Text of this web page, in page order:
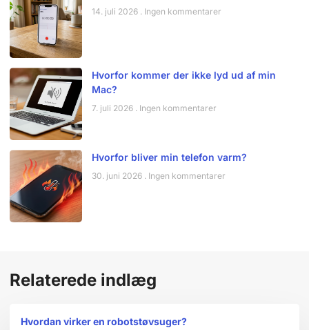
14. juli 2026 Ingen kommentarer
Hvorfor kommer der ikke lyd ud af min
Mac?
7. juli 2026 Ingen kommentarer
Hvorfor bliver min telefon varm?
30. juni 2026 Ingen kommentarer
Relaterede indlæg
Hvordan virker en robotstøvsuger?